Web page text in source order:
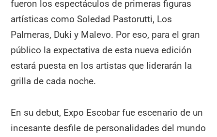
fueron los espectáculos de primeras figuras
artísticas como Soledad Pastorutti, Los
Palmeras, Duki y Malevo. Por eso, para el gran
público la expectativa de esta nueva edición
estará puesta en los artistas que liderarán la
grilla de cada noche.
En su debut, Expo Escobar fue escenario de un
incesante desfile de personalidades del mundo